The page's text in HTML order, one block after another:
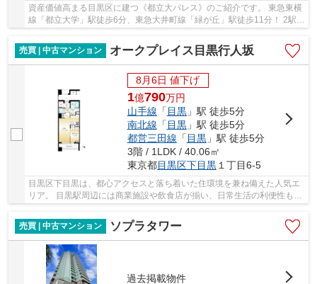
資産価値高まる目黒区に建つ《都立大パレス》のご紹介です。 東急東横
線「都立大学」駅徒歩6分、東急大井町線「緑が丘」駅徒歩11分！ 2駅2
売買 | 中古マンション
オークプレイス目黒行人坂
8月6日 値下げ
1億790万円
山手線 「 目黒」駅 徒歩5分
南北線 「 目黒」駅 徒歩5分
都営三田線 「 目黒」駅 徒歩5分
3階 / 1LDK / 40.06㎡
東京都目黒区下目黒１丁目6-5
目黒区下目黒は、都心アクセスと落ち着いた住環境を兼ね備えた人気エ
リア。 目黒駅周辺には商業施設や飲食店が揃い、日常生活の利便性も高
売買 | 中古マンション
ソプラタワー
過去掲載物件